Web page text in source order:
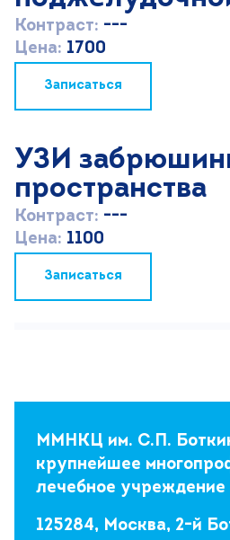
Контраст: ---
Цена: 1700
Записаться
УЗИ
пространства
Контраст: ---
Цена: 1100
Записаться
ММНКЦ им. С.П.
крупнейшее
лечебное
125284, Москва, 2-й